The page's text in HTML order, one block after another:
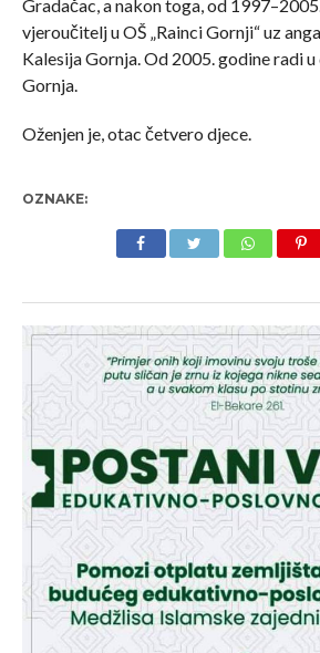
Gradačac, a nakon toga, od
vjeroučitelj u OŠ „Rainci Gornji“ uz
Kalesija Gornja. Od 2005. godine radi
Gornja.
Oženjen je, otac četvero djece.
OZNAKE: